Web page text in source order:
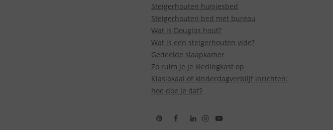
Steigerhouten huisjesbed
Steigerhouten bed met bureau
Wat is Douglas hout?
Wat is een steigerhouten vide?
Gedeelde slaapkamer
Zo ruim je je kledingkast op
Klaslokaal of kinderdagverblijf inrichten:
hoe doe je dat?